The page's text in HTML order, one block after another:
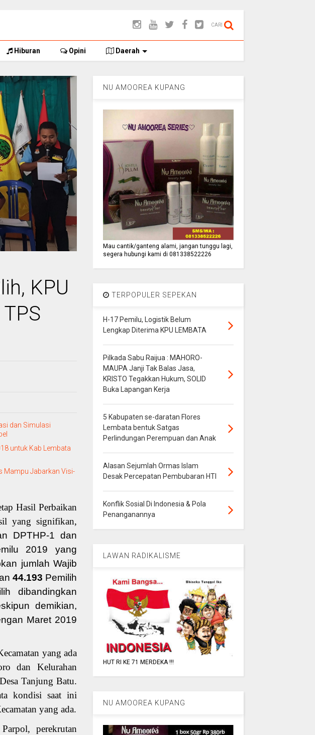
CARI
Hiburan Opini Daerah
KPU
dan Simulasi
untuk Kab Lembata
Mampu Jabarkan Visi-
Hasil Perbaikan
yang signifikan,
DPTHP-1 dan
2019 yang
jumlah Wajib
44.193 Pemilih
dibandingkan
demikian,
Maret 2019
yang ada
dan Kelurahan
Tanjung Batu.
kondisi saat ini
yang ada.
perekrutan
NU AMOOREA KUPANG
Mau cantik/ganteng alami, jangan tunggu lagi,
segera hubungi kami di 081338522226
TERPOPULER SEPEKAN
H-17 Pemilu, Logistik Belum
Lengkap Diterima KPU LEMBATA
Pilkada Sabu Raijua : MAHORO-
MAUPA Janji Tak Balas Jasa,
KRISTO Tegakkan Hukum, SOLID
Buka Lapangan Kerja
5 Kabupaten se-daratan Flores
Lembata bentuk Satgas
Perlindungan Perempuan dan Anak
Alasan Sejumlah Ormas Islam
Desak Percepatan Pembubaran HTI
Konflik Sosial Di Indonesia & Pola
Penanganannya
LAWAN RADIKALISME
HUT RI KE 71 MERDEKA !!!
NU AMOOREA KUPANG